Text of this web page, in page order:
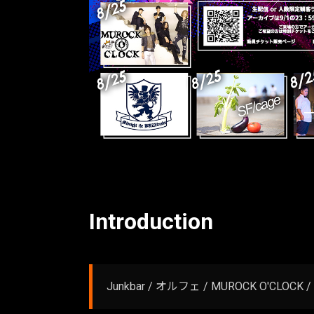
Introduction
Junkbar / オルフェ / MUROCK